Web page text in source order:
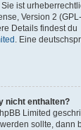
ist
Version 2
Details findest du
. Eine
nicht enthalten?
Limited
sollte, dann